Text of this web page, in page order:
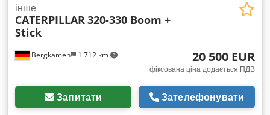
Bergkamen 1 712 km
інше
CATERPILLAR320-330 Boom +
Stick
20 500 EUR
фіксована ціна додається ПДВ
Запитати Зателефонувати